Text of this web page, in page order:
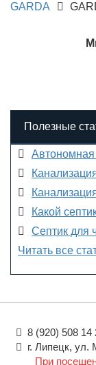
GARDA
Полезные
Автономная
Какой
Септик для
Читать все
8 (920) 508 14
г. Липецк, ул.
При